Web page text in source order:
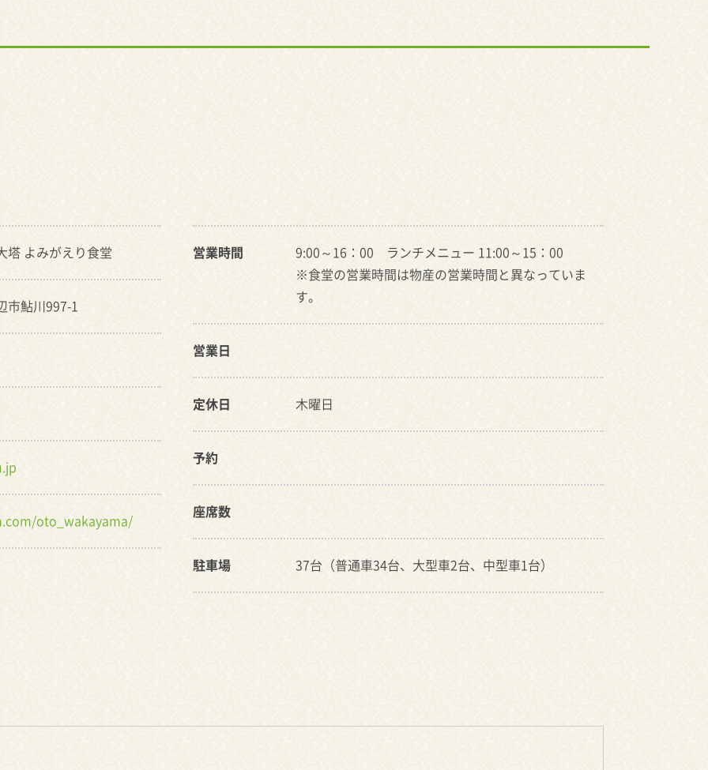
塔 よみがえり食堂
鮎川997-1
oto_wakayama/
営業時間
9:00～16：00 ランチメニュー 11:00～15：00
※食堂の営業時間は物産の営業時間と異なっていま
す。
営業日
定休日 木曜日
予約
座席数
駐車場 37台（普通車34台、大型車2台、中型車1台）